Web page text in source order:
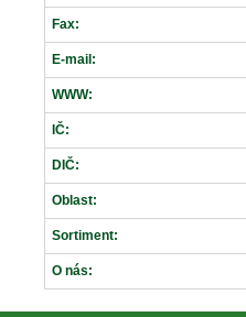
Fax:
E-mail:
WWW:
IČ:
DIČ:
Oblast:
Sortiment:
O nás: